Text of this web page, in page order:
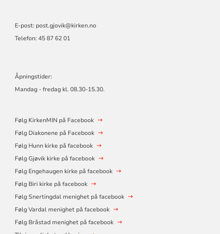
E-post: post.gjovik@kirken.no
Telefon: 45 87 62 01
Åpningstider:
Mandag - fredag kl. 08.30-15.30.
Følg KirkenMIN på Facebook
Følg Diakonene på Facebook
Følg Hunn kirke på facebook
Følg Gjøvik kirke på facebook
Følg Engehaugen kirke på facebook
Følg Biri kirke på facebook
Følg Snertingdal menighet på facebook
Følg Vardal menighet på facebook
Følg Bråstad menighet på facebook